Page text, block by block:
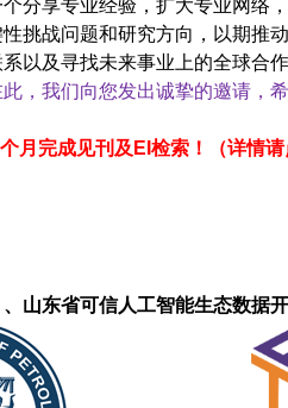
分享专业经验，扩大专业网络
挑战问题和研究方向，以期推
以及寻找未来事业上的全球合
，我们向您发出诚挚的邀请，
月完成见刊及EI检索！（详情请
山东省可信人工智能生态数据